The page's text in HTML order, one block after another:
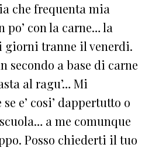
che frequenta mia
con la carne… la
tranne il venerdi.
secondo a base di carne
al ragu’… Mi
e’ cosi’ dappertutto o
a me comunque
Posso chiederti il tuo